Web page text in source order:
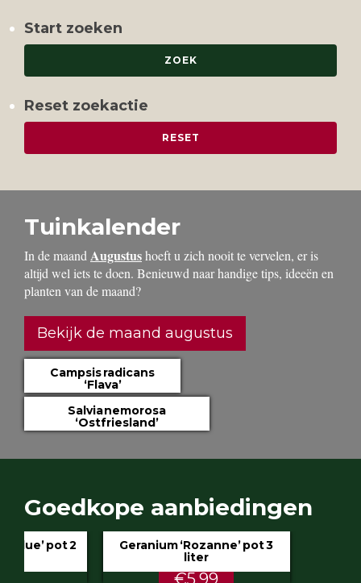
Start zoeken
Reset zoekactie
Tuinkalender
In de maand Augustushoeft u zich nooit te vervelen, er is
altijd wel iets te doen. Benieuwd naar handige tips, ideeën en
planten van de maand?
Bekijk de maand augustus
Campsis radicans
‘Flava’
Salvia nemorosa
‘Ostfriesland’
Goedkope aanbiedingen
Geranium ‘Rozanne’ pot 3
€5.99